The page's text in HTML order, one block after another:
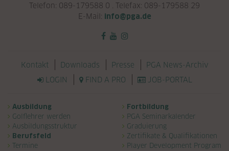
Telefon: 089-179588 0 . Telefax: 089-179588 29
E-Mail:
info@pga.de
Navigation überspringen
Kontakt Downloads Presse
PGA News-Archiv
LOGIN
FIND A PRO JOB-PORTAL
Navigation überspringen
Ausbildung
Golflehrer werden
Ausbildungsstruktur
Berufsfeld
Termine
Fortbildung
PGA Seminarkalender
Graduierung
Zertifikate & Qualifikationen
Player Development Program